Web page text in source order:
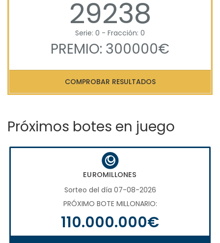
29238
Serie: 0 - Fracción: 0
PREMIO: 300000€
COMPROBAR RESULTADOS
Próximos botes en juego
EUROMILLONES
Sorteo del día 07-08-2026
PRÓXIMO BOTE MILLONARIO:
110.000.000€